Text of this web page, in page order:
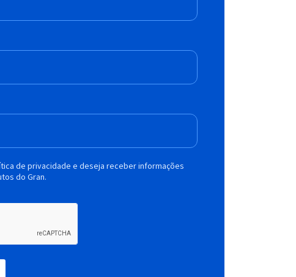
de privacidade e deseja receber informações
do Gran.